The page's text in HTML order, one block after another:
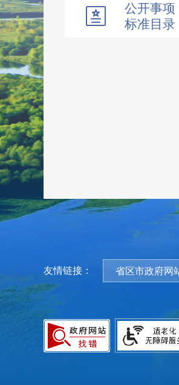
公开事项
标准目录
友情链接： 省区市政府网